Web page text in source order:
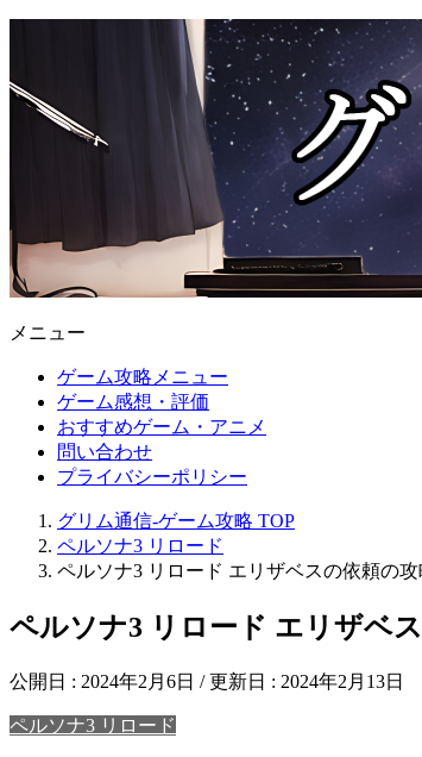
メニュー
ゲーム攻略メニュー
ゲーム感想・評価
おすすめゲーム・アニメ
問い合わせ
プライバシーポリシー
グリム通信-ゲーム攻略 TOP
ペルソナ3 リロード
ペルソナ3 リロード エリザベスの依頼の攻
ペルソナ3 リロード エリザベ
公開日 : 2024年2月6日 / 更新日 : 2024年2月13日
ペルソナ3 リロード